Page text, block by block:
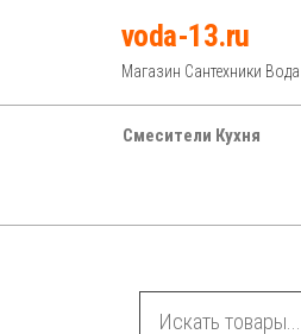
voda-13.ru
Магазин Сантехники Вода
Смесители Кухня